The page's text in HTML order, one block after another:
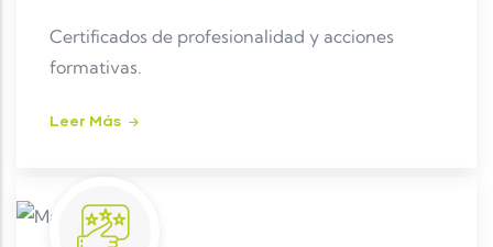
Certificados de profesionalidad y acciones
formativas.
Leer Más